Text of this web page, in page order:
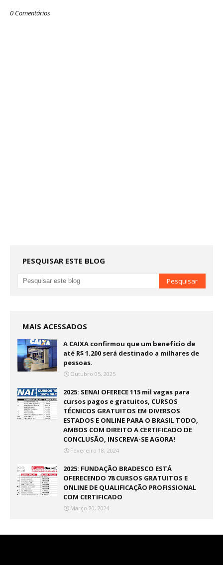
0 Comentários
PESQUISAR ESTE BLOG
MAIS ACESSADOS
A CAIXA confirmou que um benefício de
até R$ 1.200 será destinado a milhares de
pessoas.
Outubro 05, 2025
2025: SENAI OFERECE 115 mil vagas para
cursos pagos e gratuitos, CURSOS
TÉCNICOS GRATUITOS EM DIVERSOS
ESTADOS E ONLINE PARA O BRASIL TODO,
AMBOS COM DIREITO A CERTIFICADO DE
CONCLUSÃO, INSCREVA-SE AGORA!
Fevereiro 18, 2024
2025: FUNDAÇÃO BRADESCO ESTÁ
OFERECENDO 78 CURSOS GRATUITOS E
ONLINE DE QUALIFICAÇÃO PROFISSIONAL
COM CERTIFICADO
Março 20, 2024